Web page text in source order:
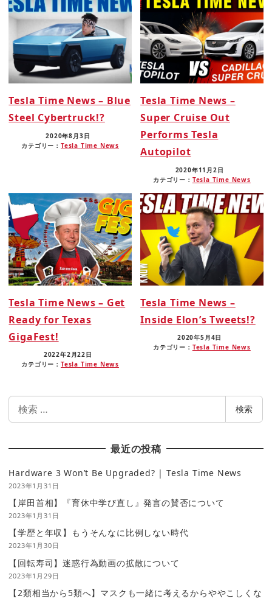
Tesla Time News – Blue
Steel Cybertruck!?
2020年8月3日
カテゴリー： Tesla Time News
Tesla Time News –
Super Cruise Out
Performs Tesla
Autopilot
2020年11月2日
カテゴリー： Tesla Time News
Tesla Time News – Get
Ready for Texas
GigaFest!
2022年2月22日
カテゴリー： Tesla Time News
Tesla Time News –
Inside Elon’s Tweets!?
2020年5月4日
カテゴリー： Tesla Time News
検
検索
最近の投稿
Hardware 3 Won’t Be Upgraded? | Tesla Time News
2023年1月31日
【岸田首相】『育休中学び直し』発言の賛否について
2023年1月31日
【学歴と年収】もうそんなに比例しない時代
2023年1月30日
【回転寿司】迷惑行為動画の拡散について
2023年1月29日
【2類相当から5類へ】マスクも一緒に考えるからややこしくな